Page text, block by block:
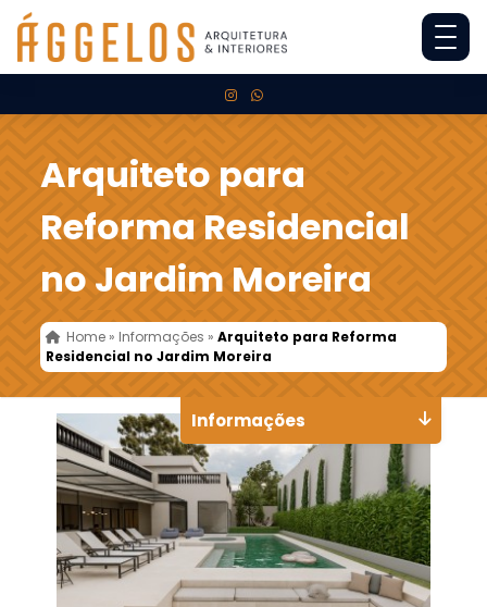
Arquiteto para
Reforma Residencial
no Jardim Moreira
Home » Informações »Arquiteto para Reforma
Residencial no Jardim Moreira
Informações